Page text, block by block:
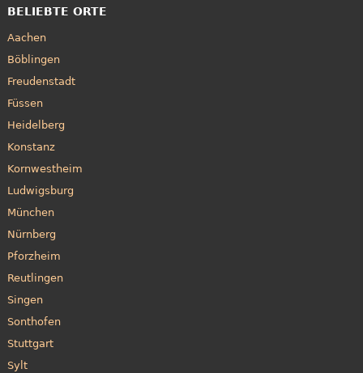
BELIEBTE ORTE
Aachen
Böblingen
Freudenstadt
Füssen
Heidelberg
Konstanz
Kornwestheim
Ludwigsburg
München
Nürnberg
Pforzheim
Reutlingen
Singen
Sonthofen
Stuttgart
Sylt